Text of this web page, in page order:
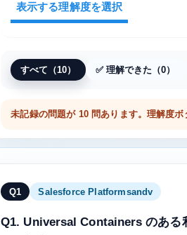
表示する理解度を選択
すべて（10） ✅ 理解できた（0）
未記録の問題が 10 問あります。理解度ボ
Q1 Salesforce Platformsandv
Q1. Universal Containers のある